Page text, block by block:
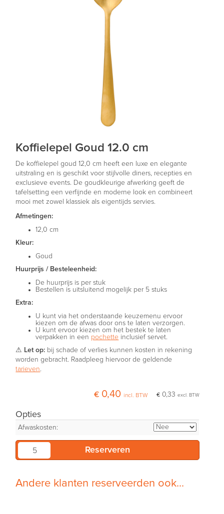
Koffielepel Goud 12.0 cm
De koffielepel goud 12,0 cm heeft een luxe en elegante
uitstraling en is geschikt voor stijlvolle diners, recepties en
exclusieve events. De goudkleurige afwerking geeft de
tafelsetting een verfijnde en moderne look en combineert
mooi met zowel klassiek als eigentijds servies.
Afmetingen:
12,0 cm
Kleur:
Goud
Huurprijs / Besteleenheid:
De huurprijs is per stuk
Bestellen is uitsluitend mogelijk per 5 stuks
Extra:
U kunt via het onderstaande keuzemenu ervoor
kiezen om de afwas door ons te laten verzorgen.
U kunt ervoor kiezen om het bestek te laten
verpakken in een pochette inclusief servet.
⚠ Let op: bij schade of verlies kunnen kosten in rekening
worden gebracht. Raadpleeg hiervoor de geldende
tarieven.
€ 0,33 excl. BTW
€ 0,40 incl. BTW
Opties
Afwaskosten:
Andere klanten reserveerden ook...